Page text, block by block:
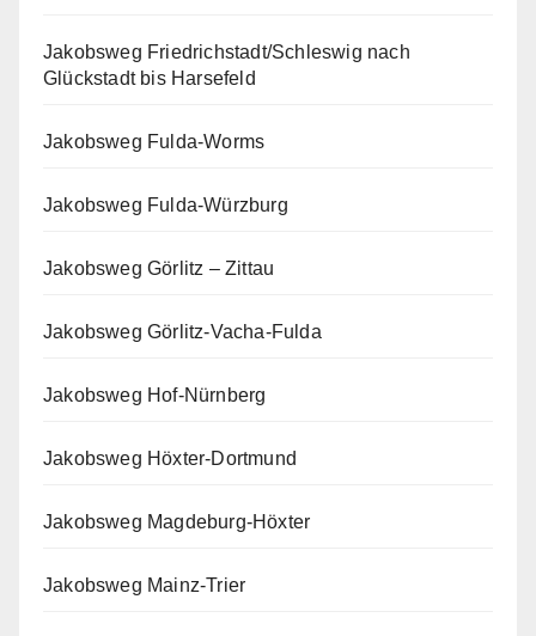
Jakobsweg Friedrichstadt/Schleswig nach
Glückstadt bis Harsefeld
Jakobsweg Fulda-Worms
Jakobsweg Fulda-Würzburg
Jakobsweg Görlitz – Zittau
Jakobsweg Görlitz-Vacha-Fulda
Jakobsweg Hof-Nürnberg
Jakobsweg Höxter-Dortmund
Jakobsweg Magdeburg-Höxter
Jakobsweg Mainz-Trier